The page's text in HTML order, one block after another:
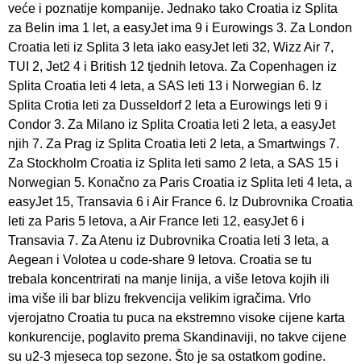
veće i poznatije kompanije. Jednako tako Croatia iz Splita
za Belin ima 1 let, a easyJet ima 9 i Eurowings 3. Za London
Croatia leti iz Splita 3 leta iako easyJet leti 32, Wizz Air 7,
TUI 2, Jet2 4 i British 12 tjednih letova. Za Copenhagen iz
Splita Croatia leti 4 leta, a SAS leti 13 i Norwegian 6. Iz
Splita Crotia leti za Dusseldorf 2 leta a Eurowings leti 9 i
Condor 3. Za Milano iz Splita Croatia leti 2 leta, a easyJet
njih 7. Za Prag iz Splita Croatia leti 2 leta, a Smartwings 7.
Za Stockholm Croatia iz Splita leti samo 2 leta, a SAS 15 i
Norwegian 5. Konačno za Paris Croatia iz Splita leti 4 leta, a
easyJet 15, Transavia 6 i Air France 6. Iz Dubrovnika Croatia
leti za Paris 5 letova, a Air France leti 12, easyJet 6 i
Transavia 7. Za Atenu iz Dubrovnika Croatia leti 3 leta, a
Aegean i Volotea u code-share 9 letova. Croatia se tu
trebala koncentrirati na manje linija, a više letova kojih ili
ima više ili bar blizu frekvencija velikim igračima. Vrlo
vjerojatno Croatia tu puca na ekstremno visoke cijene karta
konkurencije, poglavito prema Skandinaviji, no takve cijene
su u2-3 mjeseca top sezone. Što je sa ostatkom godine.